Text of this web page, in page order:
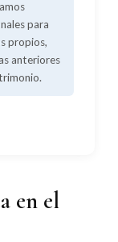
para
propios,
anteriores
en el